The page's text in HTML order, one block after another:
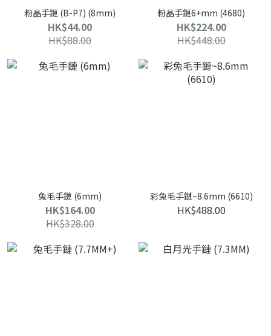
粉晶手鏈 (B-P7) (8mm)
HK$44.00
HK$88.00
粉晶手鏈6+mm (4680)
HK$224.00
HK$448.00
兔毛手鏈 (6mm)
HK$164.00
HK$328.00
彩兔毛手鏈~8.6mm (6610)
HK$488.00